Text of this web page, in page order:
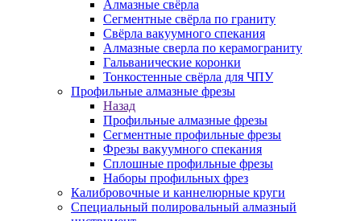
Алмазные свёрла
Сегментные свёрла по граниту
Свёрла вакуумного спекания
Алмазные сверла по керамограниту
Гальванические коронки
Тонкостенные свёрла для ЧПУ
Профильные алмазные фрезы
Назад
Профильные алмазные фрезы
Сегментные профильные фрезы
Фрезы вакуумного спекания
Сплошные профильные фрезы
Наборы профильных фрез
Калибровочные и каннелюрные круги
Специальный полировальный алмазный